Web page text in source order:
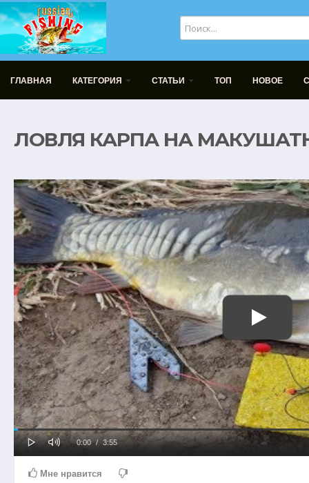
ГЛАВНАЯ КАТЕГОРИЯ СТАТЬИ ТОП НОВОЕ
ЛОВЛЯ КАРПА НА
Play Mute
Current
0:00 / Duration
3:55
Мне нравится